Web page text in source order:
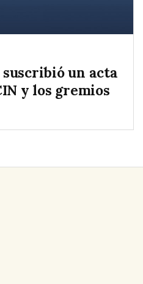
un acta
y los gremios